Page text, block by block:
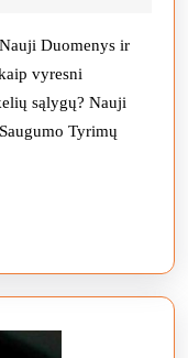
su
vyresnio
amžiaus
vairuotojais,
Duomenys ir
vyresni
sąlygų? Nauji
Tyrimų